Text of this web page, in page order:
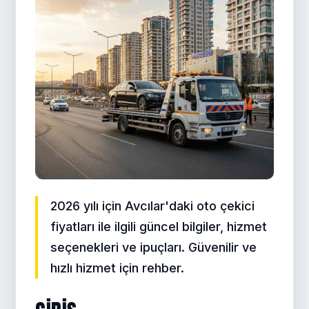
2026 yılı için Avcılar'daki oto çekici
fiyatları ile ilgili güncel bilgiler, hizmet
seçenekleri ve ipuçları. Güvenilir ve
hızlı hizmet için rehber.